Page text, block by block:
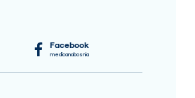
Facebook
medicanabosnia